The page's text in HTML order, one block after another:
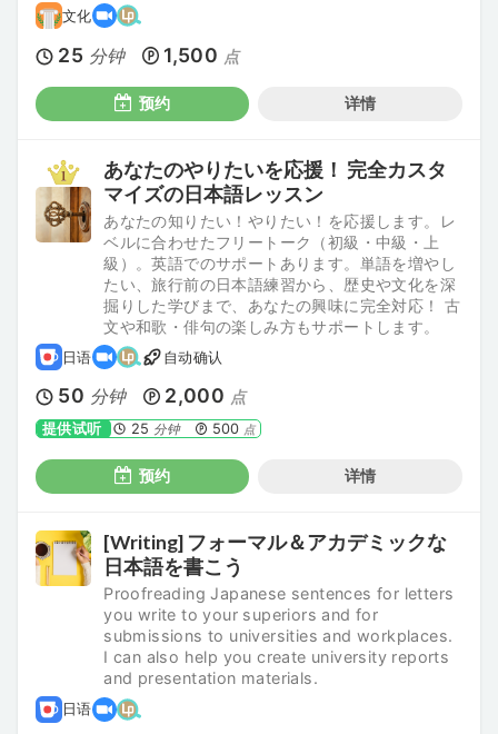
文化
25 分钟 1,500 点
预约 详情
あなたのやりたいを応援！ 完全カスタ
マイズの日本語レッスン
あなたの知りたい！やりたい！を応援します。レ
ベルに合わせたフリートーク（初級・中級・上
級）。英語でのサポートあります。単語を増やし
たい、旅行前の日本語練習から、歴史や文化を深
掘りした学びまで、あなたの興味に完全対応！ 古
文や和歌・俳句の楽しみ方もサポートします。
日语 自动确认
50 分钟 2,000 点
提供试听 25 分钟 500 点
预约 详情
[Writing] フォーマル＆アカデミックな
日本語を書こう
Proofreading Japanese sentences for letters
you write to your superiors and for
submissions to universities and workplaces.
I can also help you create university reports
and presentation materials.
日语